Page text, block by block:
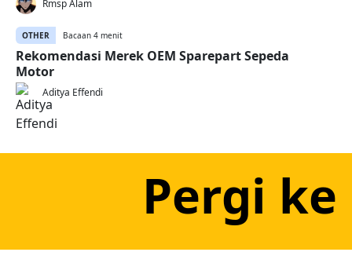
Rmsp Alam
OTHER Bacaan 4 menit
Rekomendasi Merek OEM Sparepart Sepeda
Motor
Aditya Effendi
Pergi